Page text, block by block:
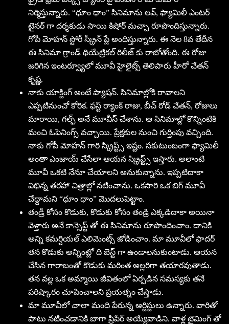
నిర్మిస్తున్నారు. “ధూం ధాం” సినిమాను లవ్, ఫ్యామిలీ ఎంటర్
టైనర్ గా దర్శకుడు సాయి కిషోర్ మచ్చా రూపొందిస్తున్నారు.
గోపీ మోహన్ స్టోరీ స్క్రీన్ ప్లే అందిస్తున్నారు. ఈ నెల 8వ తేదీన
ఈ సినిమా గ్రాండ్ థియేట్రికల్ రిలీజ్ కు రాబోతోంది. ఈ రోజు
జరిగిన ఇంటర్వ్యూలో మూవీ హైలైట్స్ తెలిపారు హీరో చేతన్
కృష్ణ.
నాకు యాక్టింగ్ అంటే ప్యాషన్. సినిమాల్లోకి రావాలని
ఎప్పటినుంచో కోరిక. ఫస్ట్ ర్యాంక్ రాజు, బీచ్ రోడ్ చేతన్, రోజులు
మారాయి, గల్ఫ్ అనే మూవీస్ చేశాను. ఆ సినిమాల్లో కొన్నింటికి
మంచి ఓపెనింగ్స్ వచ్చాయి. ప్రేక్షకుల నుంచి గుర్తింపు వచ్చింది.
నాకు గోపీ మోహన్ గారి స్క్రిప్ట్స్ ఇష్టం. సకుటుంబంగా ఫ్యామిలీ
అంతా ఎంజాయ్ చేసేలా ఆయన స్క్రిప్ట్స్ ఇస్తారు. అలాంటి
మూవీ ఒకటి నేనూ చేయాలని అనుకున్నాను. ఇప్పటిదాకా
విభిన్న తరహా చిత్రాల్లో నటించాను. ఒకసారి ఒక బిగ్ మూవీ
చేద్దామని “ధూం ధాం” మొదలుపెట్టాం.
తండ్రీ కోసం కొడుకు, కొడుకు కోసం తండ్రి ఎక్కడిదాకా అయినా
వెళ్తారు అనే కాన్సెప్ట్ తో ఈ సినిమాను రూపొందించాం. దానికి
అన్ని కమర్షియల్ ఎలిమెంట్స్ జోడించాం. మా మూవీలో ఫాదర్
తన కొడుకు అన్నింట్లో ది బెస్ట్ గా ఉండాలనుకుంటాడు. ఆయన
చేసిన గారాబంతో కొడుకు మరింత అల్లరిగా తయారవుతాడు.
తన వల్ల ఒక అమ్మాయి జీవితంలో ఏర్పడిన సమస్యకు తనే
పరిష్కారం చూపించాలని ప్రయత్నం చేస్తాడు.
మా మూవీలో చాలా మంది పేరున్న ఆర్టిస్టులు ఉన్నారు. వారితో
పాటు నటించడానికి బాగా ప్రిపేర్ అయ్యేవాడిని. వాళ్ల టైమింగ్ తో